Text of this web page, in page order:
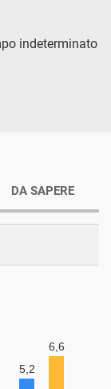
indeterminato
DA SAPERE